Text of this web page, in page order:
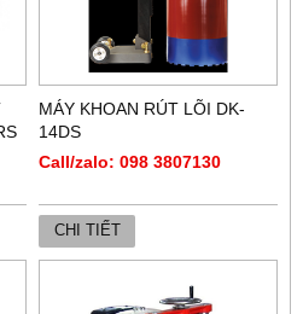
MÁY KHOAN RÚT LÕI DK-
14DS
Call/zalo: 098 3807130
CHI TIẾT